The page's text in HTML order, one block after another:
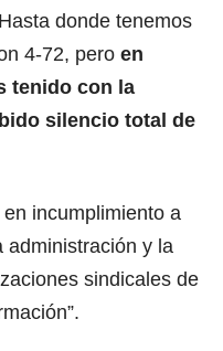
donde tenemos
4-72, pero en
tenido con la
silencio total de
incumplimiento a
administración y la
sindicales de